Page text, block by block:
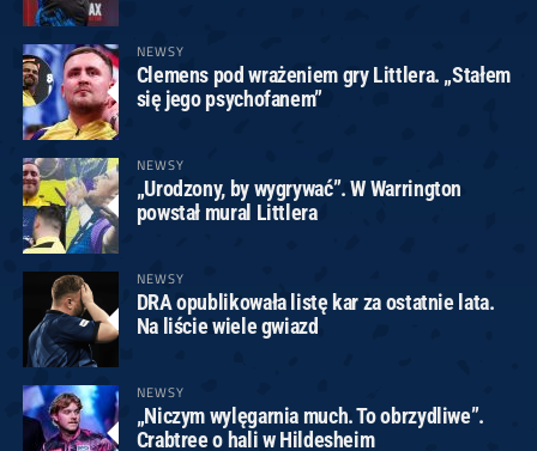
NEWSY
Clemens pod wrażeniem gry Littlera. „Stałem
się jego psychofanem”
NEWSY
„Urodzony, by wygrywać”. W Warrington
powstał mural Littlera
NEWSY
DRA opublikowała listę kar za ostatnie lata.
Na liście wiele gwiazd
NEWSY
„Niczym wylęgarnia much. To obrzydliwe”.
Crabtree o hali w Hildesheim